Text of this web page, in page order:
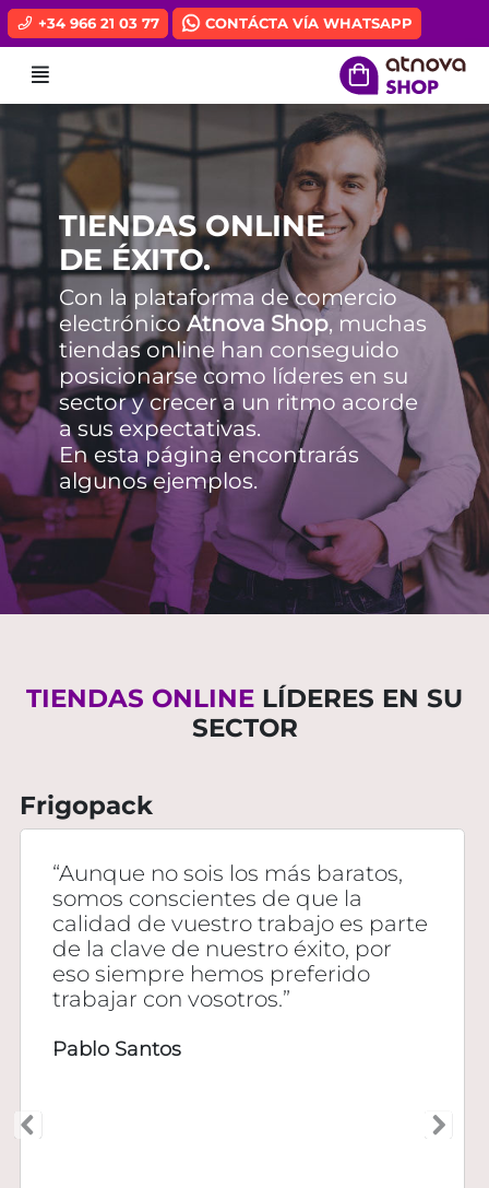
Ir al contenido principal de la página
+34 966 21 03 77 CONTÁCTA VÍA WHATSAPP
TIENDAS ONLINE
DE ÉXITO.
Con la plataforma de comercio
electrónicoAtnova Shop, muchas
tiendas online han conseguido
posicionarse como líderes en su
sector y crecer a un ritmo acorde
a sus expectativas.
En esta página encontrarás
algunos ejemplos.
TIENDAS ONLINE LÍDERES EN SU
SECTOR
Frigopack
“Aunque no sois los más baratos,
somos conscientes de que la
calidad de vuestro trabajo es parte
de la clave de nuestro éxito, por
eso siempre hemos preferido
trabajar con vosotros.”
Pablo Santos